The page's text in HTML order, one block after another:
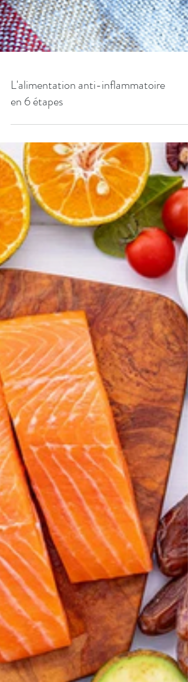
L'alimentation anti-inflammatoire
en 6 étapes